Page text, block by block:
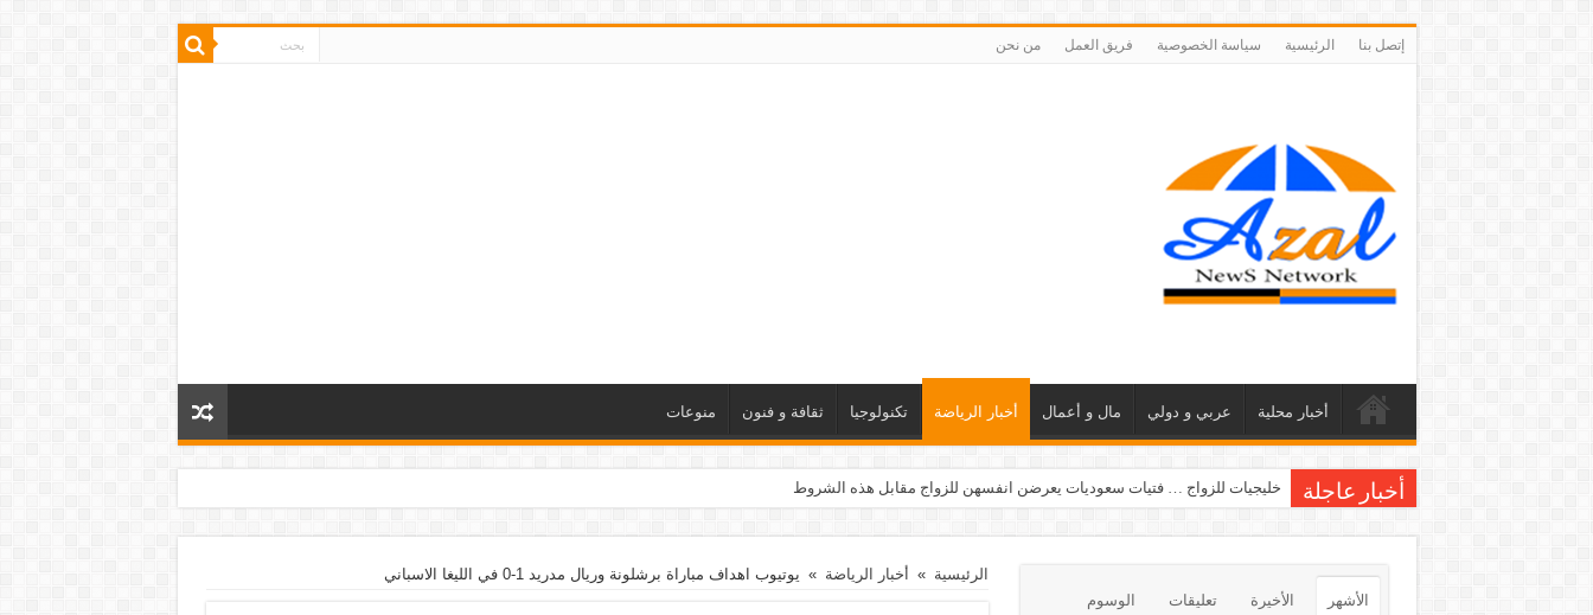
إتصل بنا الرئيسية سياسة الخصوصية فريق العمل من نحن
أخبار محلية عربي و دولي مال و أعمال أخبار الرياضة تكنولوجيا ثقافة و فنون منوعات
أخبار عاجلة خليجيات للزواج … فتيات سعوديات يعرضن انفسهن للزواج مقابل هذه الشروط
الرئيسية » أخبار الرياضة » يوتيوب اهداف مباراة برشلونة وريال مدريد 1-0 في الليغا الاسباني
الأشهر الأخيرة تعليقات الوسوم